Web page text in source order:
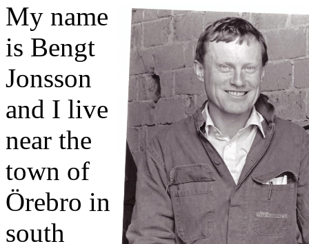
My name
is Bengt
Jonsson
and I live
near the
town of
Örebro in
south